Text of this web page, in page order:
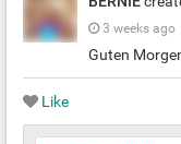
3 weeks ago
Guten
Like